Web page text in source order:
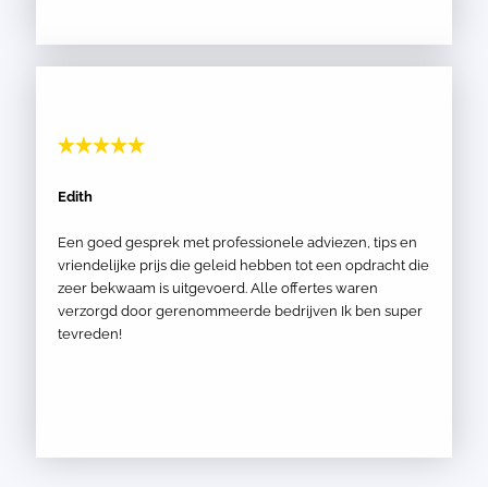
Edith
Een goed gesprek met professionele adviezen, tips en
vriendelijke prijs die geleid hebben tot een opdracht die
zeer bekwaam is uitgevoerd. Alle offertes waren
verzorgd door gerenommeerde bedrijven Ik ben super
tevreden!